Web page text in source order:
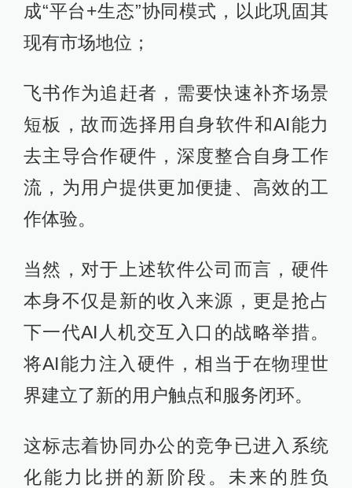
成“平台+生态”协同模式，以此巩固其
现有市场地位；
飞书作为追赶者，需要快速补齐场景
短板，故而选择用自身软件和AI能力
去主导合作硬件，深度整合自身工作
流，为用户提供更加便捷、高效的工
作体验。
当然，对于上述软件公司而言，硬件
本身不仅是新的收入来源，更是抢占
下一代AI人机交互入口的战略举措。
将AI能力注入硬件，相当于在物理世
界建立了新的用户触点和服务闭环。
这标志着协同办公的竞争已进入系统
化能力比拼的新阶段。未来的胜负